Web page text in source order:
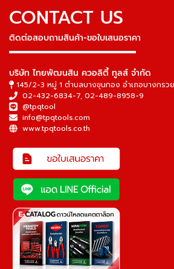
CONTACT US
ติดต่อสอบถามสินค้า-ขอใบเสนอราคา
▬▬▬▬▬▬▬▬▬▬▬▬▬▬▬
บริษัท ไทยพัฒนสิน ควอลิตี้ ทูลส์ จำกัด
145/2-3 หมู่ 1 ตำบลบางขุนกอง อำเภอบางกรว
02-432-6834-7, 02-489-8958-9
@tpqtool
info@tpqtools.com
www.tpqtools.co.th